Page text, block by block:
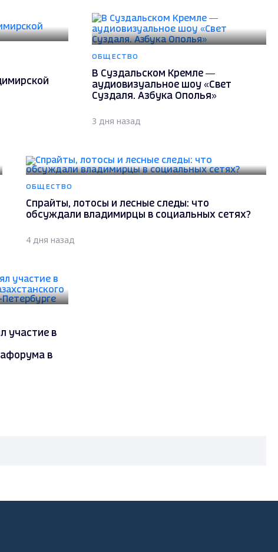
ОБЩЕСТВО
В Суздальском Кремле —
аудиовизуальное шоу «Свет
Суздаля. Азбука Ополья»
3 дня назад
ОБЩЕСТВО
Спрайты, лотосы и лесные следы: что
обсуждали владимирцы в социальных сетях?
4 дня назад
участие в
в